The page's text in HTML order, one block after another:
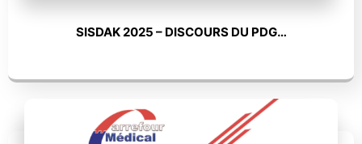
SISDAK 2025 – DISCOURS DU PDG…